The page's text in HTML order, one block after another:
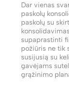
Dar vienas
paskolų
paskolų su
supaprastinti
požiūris ne tik
susijusią su
gavėjams
grąžinimo